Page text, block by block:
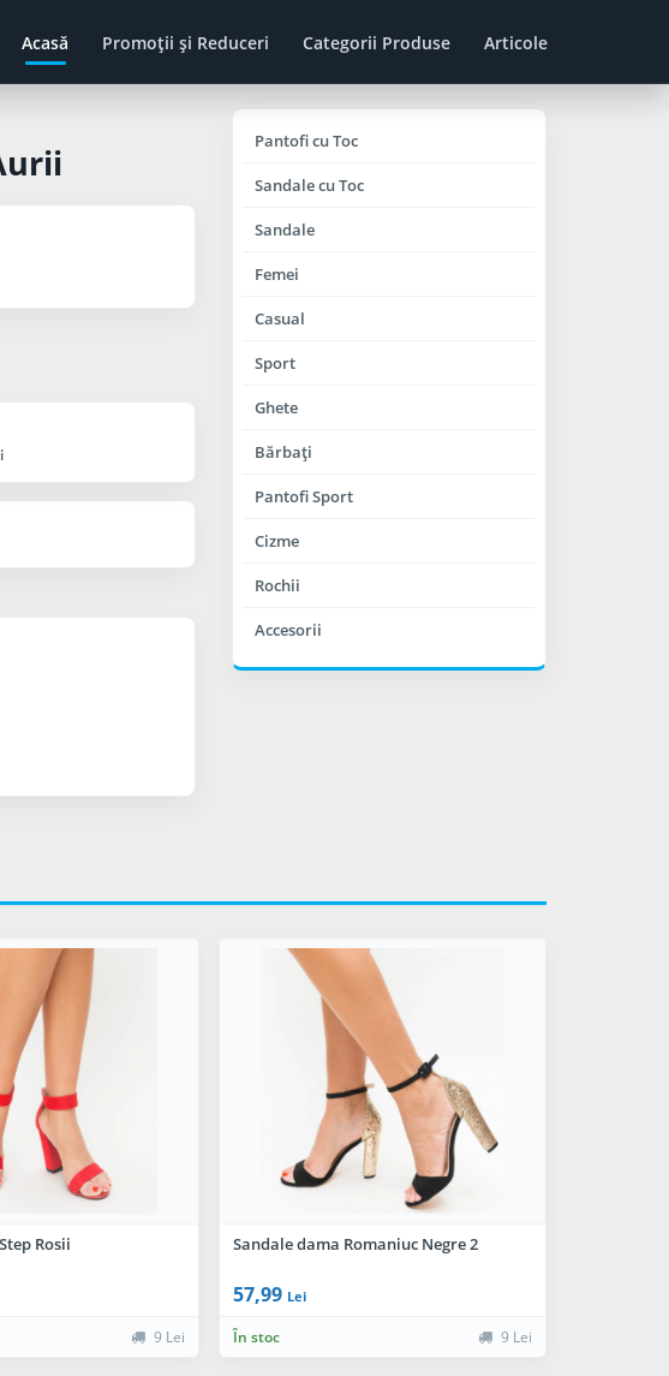
Acasă Promoţii şi Reduceri Categorii Produse Articole
Pantofi cu Toc
Sandale cu Toc
Sandale
Femei
Casual
Sport
Ghete
Bărbaţi
Pantofi Sport
Cizme
Rochii
Accesorii
Rosii
9 Lei
Sandale dama Romaniuc Negre 2
57,99 Lei
În stoc 9 Lei